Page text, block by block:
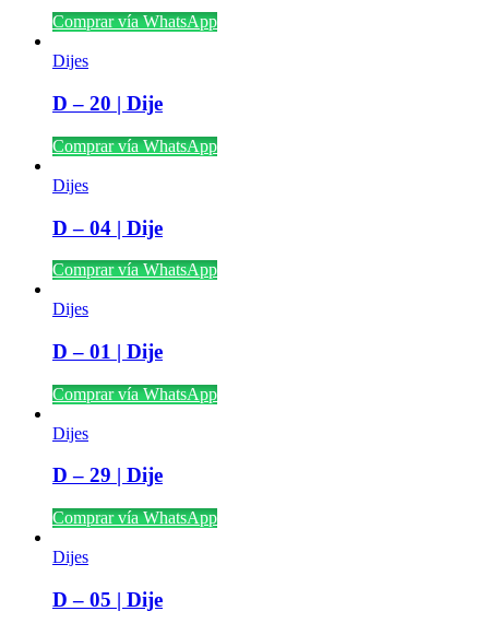
Comprar vía WhatsApp
Dijes
D – 20 | Dije
Comprar vía WhatsApp
Dijes
D – 04 | Dije
Comprar vía WhatsApp
Dijes
D – 01 | Dije
Comprar vía WhatsApp
Dijes
D – 29 | Dije
Comprar vía WhatsApp
Dijes
D – 05 | Dije